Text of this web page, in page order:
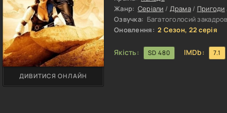
Жанр: Серіали / Драма/ Пригоди
Озвучка: Багатоголосий
Оновлення: 2 Сезон, 22 серія
Якість: SD 480 IMDb: 7.1
ДИВИТИСЯ ОНЛАЙН